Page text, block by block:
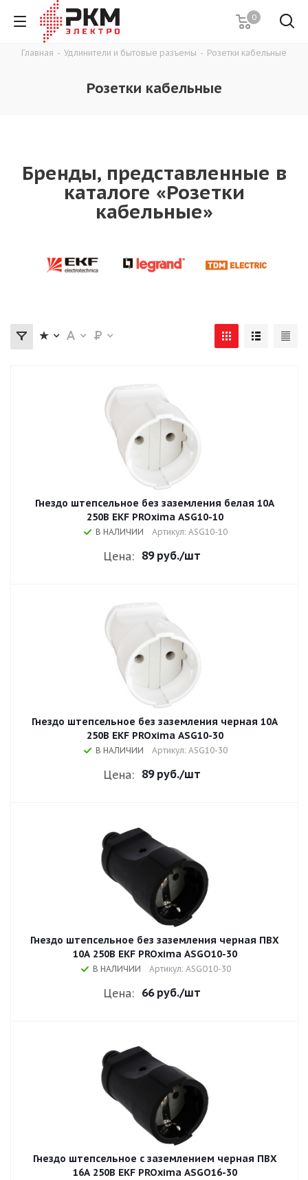
0
Главная - Удлинители и бытовые разъемы - Розетки кабельные
Розетки кабельные
Бренды, представленные в
каталоге «Розетки
кабельные»
Гнездо штепсельное без заземления белая 10A
250В EKF PROxima ASG10-10
В НАЛИЧИИ Артикул: ASG10-10
Цена: 89 руб./шт
Гнездо штепсельное без заземления черная 10A
250В EKF PROxima ASG10-30
В НАЛИЧИИ Артикул: ASG10-30
Цена: 89 руб./шт
Гнездо штепсельное без заземления черная ПВХ
10A 250B EKF PROxima ASGO10-30
В НАЛИЧИИ Артикул: ASGO10-30
Цена: 66 руб./шт
Гнездо штепсельное с заземлением черная ПВХ
16A 250B EKF PROxima ASGO16-30